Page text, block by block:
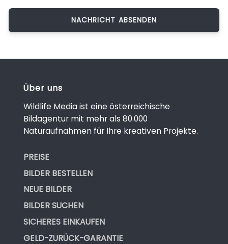
Über uns
Wildlife Media ist eine österreichische
Bildagentur mit mehr als 80.000
Naturaufnahmen für Ihre kreativen Projekte.
PREISE
BILDER BESTELLEN
NEUE BILDER
BILDER SUCHEN
SICHERES EINKAUFEN
GELD-ZURÜCK-GARANTIE